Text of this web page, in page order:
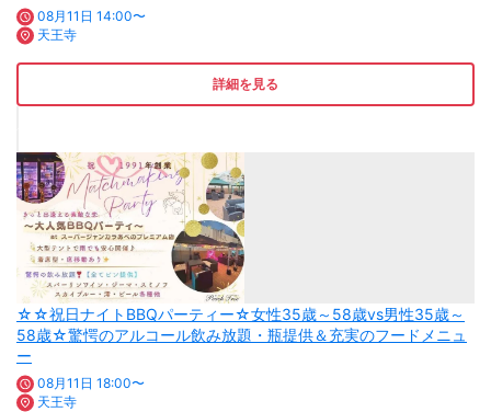
08月11日 14:00〜
天王寺
詳細を見る
☆☆祝日ナイトBBQパーティー☆女性35歳～58歳vs男性35歳～
58歳☆驚愕のアルコール飲み放題・瓶提供＆充実のフードメニュ
ー
08月11日 18:00〜
天王寺